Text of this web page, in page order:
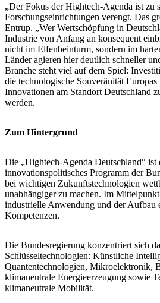
„Der Fokus der Hightech-Agenda ist zu
Forschungseinrichtungen verengt. Das
Entrup. „Wer Wertschöpfung in
Industrie von Anfang an konsequent
nicht im Elfenbeinturm, sondern im
Länder agieren hier deutlich schneller
Branche steht viel auf dem Spiel:
die technologische Souveränität
Innovationen am Standort Deutschland
werden.
Zum Hintergrund
Die „Hightech-Agenda Deutschland“ ist
innovationspolitisches Programm der
bei wichtigen Zukunftstechnologien
unabhängiger zu machen. Im
industrielle Anwendung und der Aufbau
Kompetenzen.
Die Bundesregierung konzentriert sich
Schlüsseltechnologien: Künstliche
Quantentechnologien, Mikroelektronik,
klimaneutrale Energieerzeugung sowie
klimaneutrale Mobilität.